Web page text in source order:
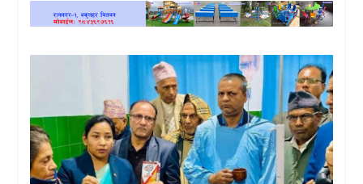
खेलकुद
स्वास्थ्य/
रोचक